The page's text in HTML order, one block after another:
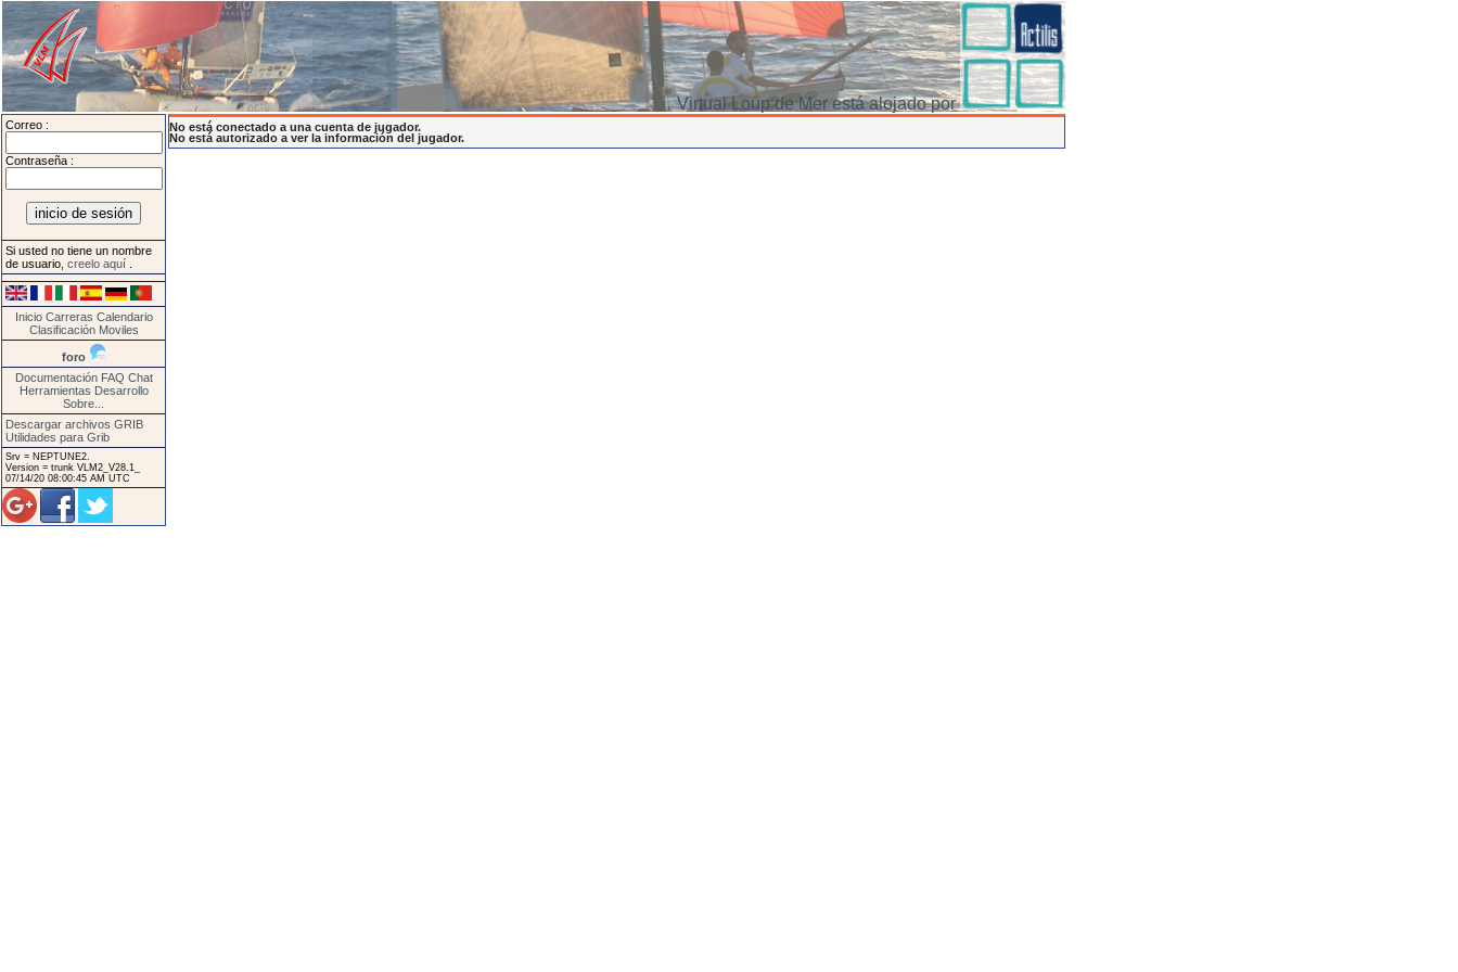
Virtual Loup de Mer está alojado por
Correo :
Contraseña :
Si usted no tiene un nombre
de usuario, creelo aquí
Inicio Carreras Calendario
Clasificación Moviles
foro
Documentación FAQ Chat
Herramientas Desarrollo
Sobre...
Descargar archivos GRIB
Utilidades para Grib
Srv = NEPTUNE2.
Version = trunk VLM2_V28.1_
07/14/20 08:00:45 AM UTC
No está conectado a una cuenta de jugador.
No está autorizado a ver la información del jugador.